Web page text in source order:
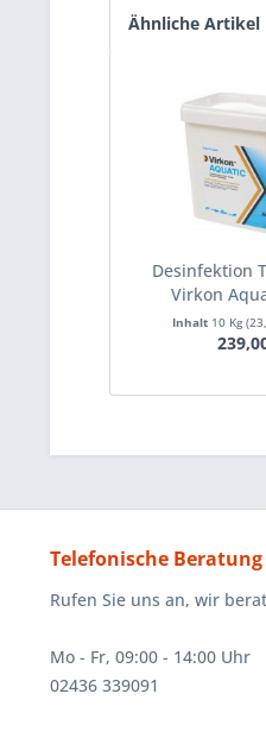
Ähnliche Artikel
Desinfektion
Virkon
Inhalt 10 Kg
Telefonische Beratung
Rufen Sie uns an, wir
Mo - Fr, 09:00 - 14:00 Uhr
02436 339091